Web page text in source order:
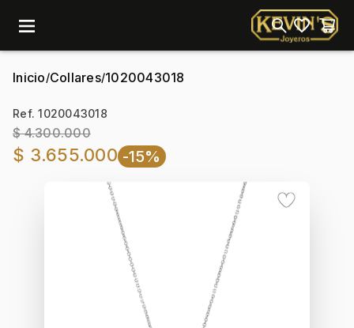
menu
Inicio/Collares/1020043018
Ref. 1020043018
$ 4.300.000
$ 3.655.000 -15%